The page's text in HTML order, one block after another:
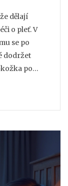
dělají
o pleť. V
se po
dodržet
po
co